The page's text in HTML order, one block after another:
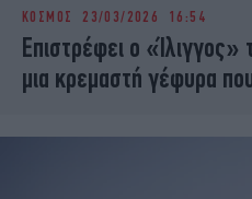
ΚΟΣΜΟΣ 23/03/2026 16:54
Επιστρέφει ο
μια κρεμαστή γέφυρα